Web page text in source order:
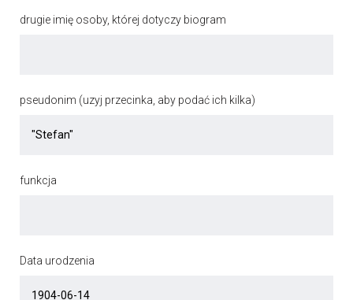
drugie imię osoby, której dotyczy biogram
pseudonim (uzyj przecinka, aby podać ich kilka)
funkcja
Data urodzenia